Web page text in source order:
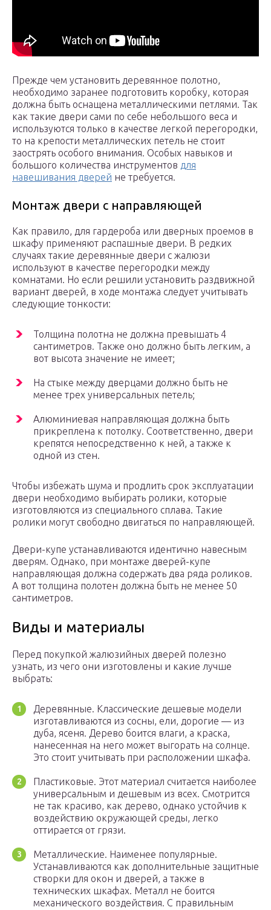
Прежде чем установить деревянное полотно,
необходимо заранее подготовить коробку, которая
должна быть оснащена металлическими петлями. Так
как такие двери сами по себе небольшого веса и
используются только в качестве легкой перегородки,
то на крепости металлических петель не стоит
заострять особого внимания. Особых навыков и
большого количества инструментов для
навешивания дверей не требуется.
Монтаж двери с направляющей
Как правило, для гардероба или дверных проемов в
шкафу применяют распашные двери. В редких
случаях такие деревянные двери с жалюзи
используют в качестве перегородки между
комнатами. Но если решили установить раздвижной
вариант дверей, в ходе монтажа следует учитывать
следующие тонкости:
Толщина полотна не должна превышать 4
сантиметров. Также оно должно быть легким, а
вот высота значение не имеет;
На стыке между дверцами должно быть не
менее трех универсальных петель;
Алюминиевая направляющая должна быть
прикреплена к потолку. Соответственно, двери
крепятся непосредственно к ней, а также к
одной из стен.
Чтобы избежать шума и продлить срок эксплуатации
двери необходимо выбирать ролики, которые
изготовляются из специального сплава. Такие
ролики могут свободно двигаться по направляющей.
Двери-купе устанавливаются идентично навесным
дверям. Однако, при монтаже дверей-купе
направляющая должна содержать два ряда роликов.
А вот толщина полотен должна быть не менее 50
сантиметров.
Виды и материалы
Перед покупкой жалюзийных дверей полезно
узнать, из чего они изготовлены и какие лучше
выбрать:
Деревянные. Классические дешевые модели
изготавливаются из сосны, ели, дорогие — из
дуба, ясеня. Дерево боится влаги, а краска,
нанесенная на него может выгорать на солнце.
Это стоит учитывать при расположении шкафа.
Пластиковые. Этот материал считается наиболее
универсальным и дешевым из всех. Смотрится
не так красиво, как дерево, однако устойчив к
воздействию окружающей среды, легко
оттирается от грязи.
Металлические. Наименее популярные.
Устанавливаются как дополнительные защитные
створки для окон и дверей, а также в
технических шкафах. Металл не боится
механического воздействия. С правильным